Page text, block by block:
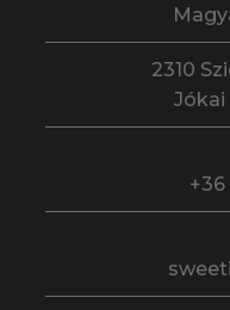
2310
Jókai
+36